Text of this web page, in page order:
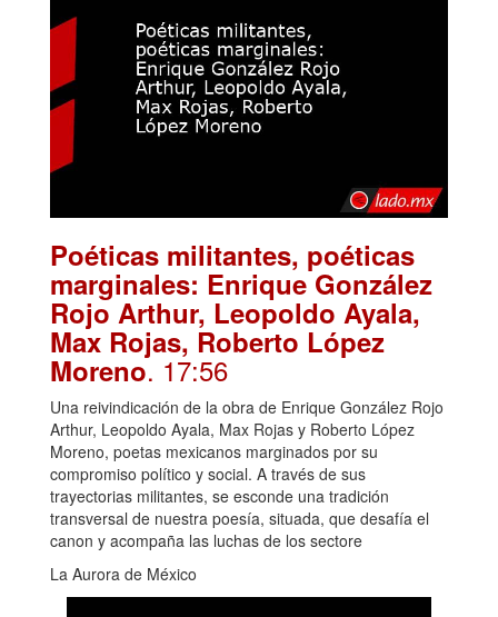
Poéticas militantes, poéticas
marginales: Enrique González
Rojo Arthur, Leopoldo Ayala,
Max Rojas, Roberto López
Moreno. 17:56
Una reivindicación de la obra de Enrique González Rojo
Arthur, Leopoldo Ayala, Max Rojas y Roberto López
Moreno, poetas mexicanos marginados por su
compromiso político y social. A través de sus
trayectorias militantes, se esconde una tradición
transversal de nuestra poesía, situada, que desafía el
canon y acompaña las luchas de los sectore
La Aurora de México